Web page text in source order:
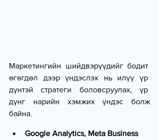
Маркетингийн шийдвэрүүдийг бодит
өгөгдөл дээр үндэслэх нь илүү үр
дүнтэй стратеги боловсруулах, үр
дүнг нарийн хэмжих үндэс болж
байна.
Google Analytics, Meta Business